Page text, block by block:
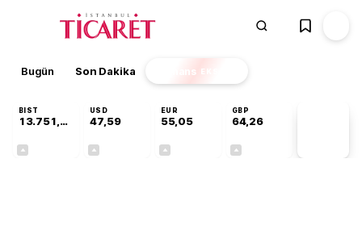
Bugün Son Dakika Finans EKSTRA
BIST
13.751,45
USD
47,59
EUR
55,05
GBP
64,26